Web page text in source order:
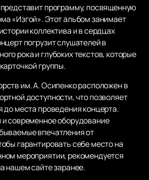
программу, посвященную
«Изгой». Этот альбом занимает
коллектива и в сердцах
погрузит слушателей в
рока и глубоких текстов, которые
группы.
им. А. Осипенко расположен в
доступности, что позволяет
до места проведения концерта.
современное оборудование
впечатления от
гарантировать себе место на
мероприятии, рекомендуется
нашем сайте заранее.